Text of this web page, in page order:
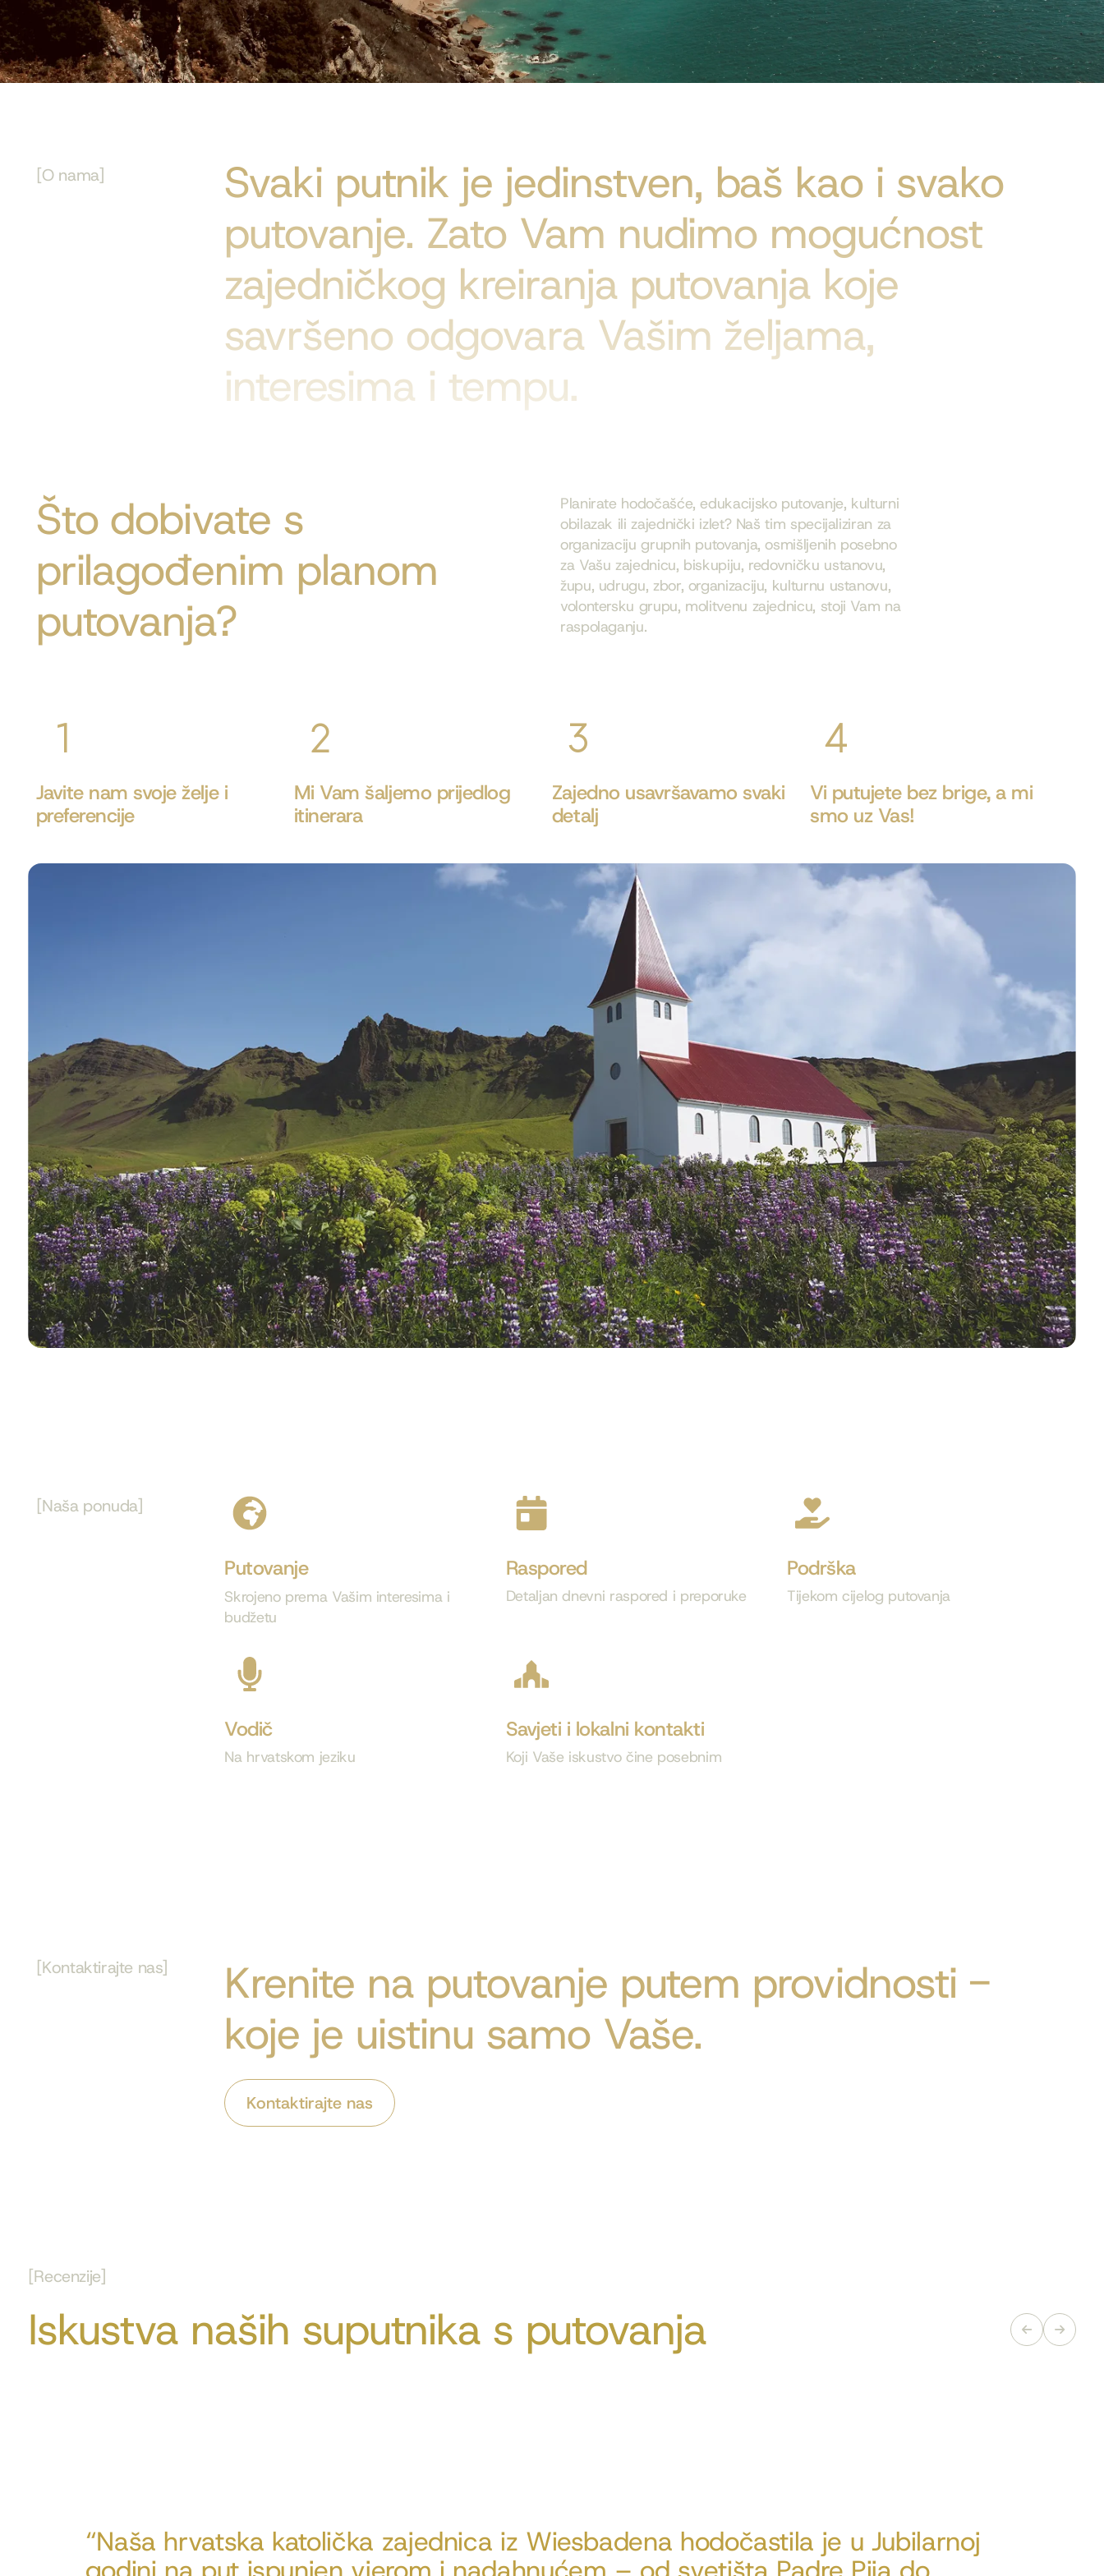
[O nama]
Svaki putnik je jedinstven, baš kao i svako
putovanje. Zato Vam nudimo mogućnost
zajedničkog kreiranja putovanja koje
savršeno odgovara Vašim željama,
interesima i tempu.
Što dobivate s
prilagođenim planom
putovanja?
Planirate hodočašće, edukacijsko putovanje, kulturni
obilazak ili zajednički izlet? Naš tim specijaliziran za
organizaciju grupnih putovanja, osmišljenih posebno
za Vašu zajednicu, biskupiju, redovničku ustanovu,
župu, udrugu, zbor, organizaciju, kulturnu ustanovu,
volontersku grupu, molitvenu zajednicu, stoji Vam na
raspolaganju.
Javite nam svoje želje i
preferencije
Mi Vam šaljemo prijedlog
itinerara
Zajedno usavršavamo svaki
detalj
Vi putujete bez brige, a mi
smo uz Vas!
[Naša ponuda​]
Putovanje
Skrojeno prema Vašim interesima i
budžetu
Raspored
Detaljan dnevni raspored i preporuke
Podrška
Tijekom cijelog putovanja
Vodič
Na hrvatskom jeziku
Savjeti i lokalni kontakti
Koji Vaše iskustvo čine posebnim
[Kontaktirajte nas]
Krenite na putovanje putem providnosti -
koje je uistinu samo Vaše.
Kontaktirajte nas
[Recenzije]
Iskustva naših suputnika s putovanja
“Naša hrvatska katolička zajednica iz Wiesbadena hodočastila je u Jubilarnoj